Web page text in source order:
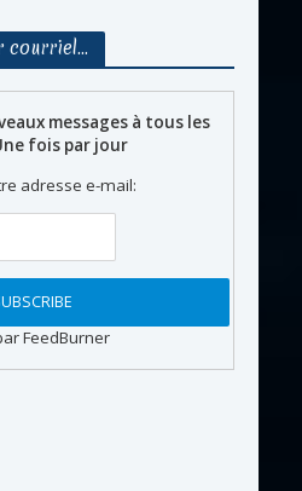
courriel…
messages à tous les
fois par jour
adresse e-mail:
FeedBurner